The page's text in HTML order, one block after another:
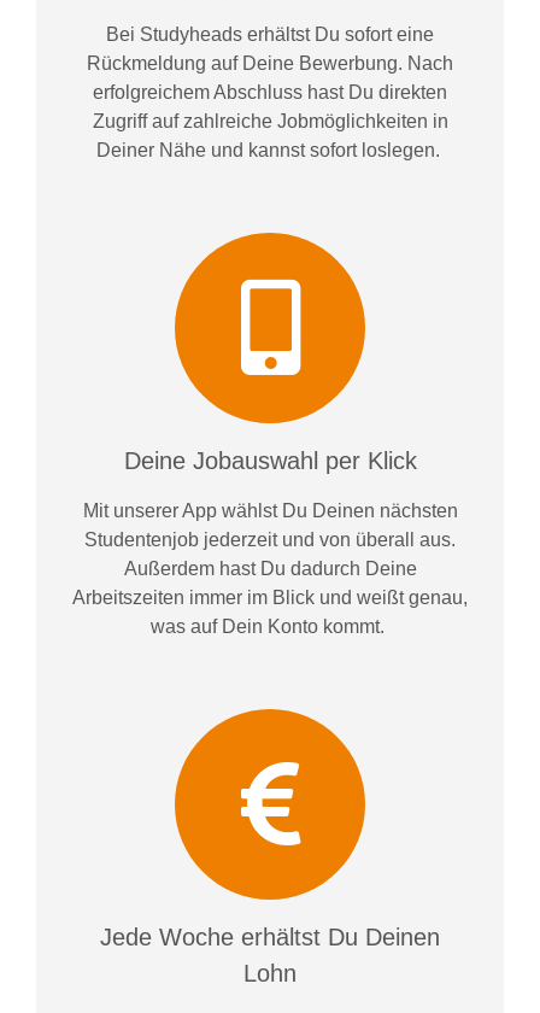
Bei Studyheads erhältst Du sofort eine
Rückmeldung auf Deine Bewerbung. Nach
erfolgreichem Abschluss hast Du direkten
Zugriff auf zahlreiche Jobmöglichkeiten in
Deiner Nähe und kannst sofort loslegen.
Deine Jobauswahl per Klick
Mit unserer App wählst Du Deinen nächsten
Studentenjob jederzeit und von überall aus.
Außerdem hast Du dadurch Deine
Arbeitszeiten immer im Blick und weißtgenau,
was auf Dein Konto kommt.
Jede Woche erhältst Du Deinen
Lohn